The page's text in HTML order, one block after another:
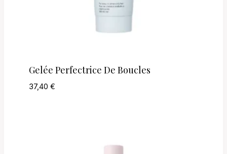
Gelée Perfectrice De Boucles
37,40 €